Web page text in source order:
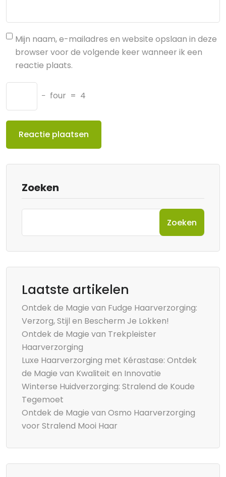
Mijn naam, e-mailadres en website opslaan in deze
browser voor de volgende keer wanneer ik een
reactie plaats.
− four = 4
Zoeken
Zoeken
Laatste artikelen
Ontdek de Magie van Fudge Haarverzorging:
Verzorg, Stijl en Bescherm Je Lokken!
Ontdek de Magie van Trekpleister
Haarverzorging
Luxe Haarverzorging met Kérastase: Ontdek
de Magie van Kwaliteit en Innovatie
Winterse Huidverzorging: Stralend de Koude
Tegemoet
Ontdek de Magie van Osmo Haarverzorging
voor Stralend Mooi Haar